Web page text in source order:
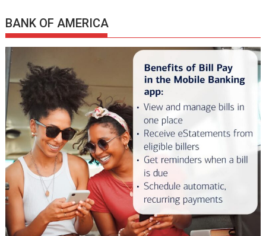
BANK OF AMERICA